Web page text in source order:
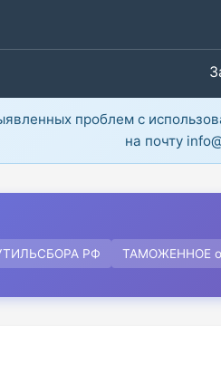
проблем с
на почту
РФ ТАМОЖЕННОЕ